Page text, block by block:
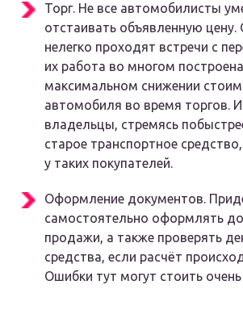
Торг. Не все автомобилисты
отстаивать объявленную цену.
нелегко проходят встречи с
их работа во многом
максимальном снижении
автомобиля во время торгов.
владельцы, стремясь
старое транспортное
у таких покупателей.
Оформление документов.
самостоятельно оформлять
продажи, а также проверять
средства, если расчёт
Ошибки тут могут стоить